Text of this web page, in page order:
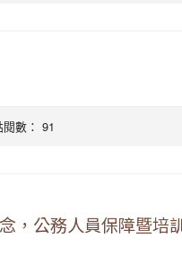
數： 91
，公務人員保障暨